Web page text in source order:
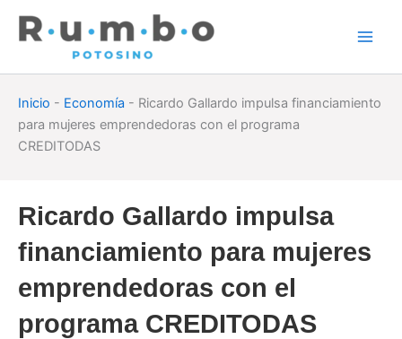
Inicio - Economía - Ricardo Gallardo impulsa financiamiento
para mujeres emprendedoras con el programa
CREDITODAS
Ricardo Gallardo impulsa
financiamiento para mujeres
emprendedoras con el
programa CREDITODAS